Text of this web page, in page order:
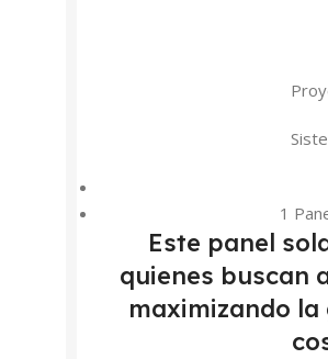
1
Este panel
quienes buscan
maximizando